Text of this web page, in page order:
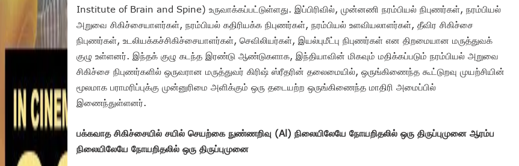
Institute of Brain and Spine) உருவாக்கப்பட்டுள்ளது. இப்பிரிவில், முன்னணி நரம்பியல் நிபுணர்கள், நரம்பியல்
அறுவை சிகிச்சையாளர்கள், நரம்பியல் கதிரியக்க நிபுணர்கள், நரம்பியல் உளவியலாளர்கள், தீவிர சிகிச்சை
நிபுணர்கள், உடலியக்கச்சிகிச்சையாளர்கள், செவிலியர்கள், இயல்புமீட்பு நிபுணர்கள் என திறமையான மருத்துவக்
குழு உள்ளனர். இந்தக் குழு கடந்த இரண்டு ஆண்டுகளாக, இந்தியாவின் மிகவும் மதிக்கப்படும் நரம்பியல் அறுவை
சிகிச்சை நிபுணர்களில் ஒருவரான மருத்துவர் கிரிஷ் ஸ்ரீதரின் தலைமையில், ஒருங்கிணைந்த கூட்டுறவு முயற்சியின்
மூலமாக பராமரிப்புக்கு முன்னுரிமை அளிக்கும் ஒரு தடையற்ற ஒருங்கிணைந்த மாதிரி அமைப்பில்
இணைந்துள்ளனர்.
பக்கவாத சிகிச்சையில் சயில் செயற்கை நுண்ணறிவு (Al) நிலையிலேயே நோயறிதலில் ஒரு திருப்புமுனை ஆரம்ப
நிலையிலேயே நோயறிதலில் ஒரு திருப்புமுனை